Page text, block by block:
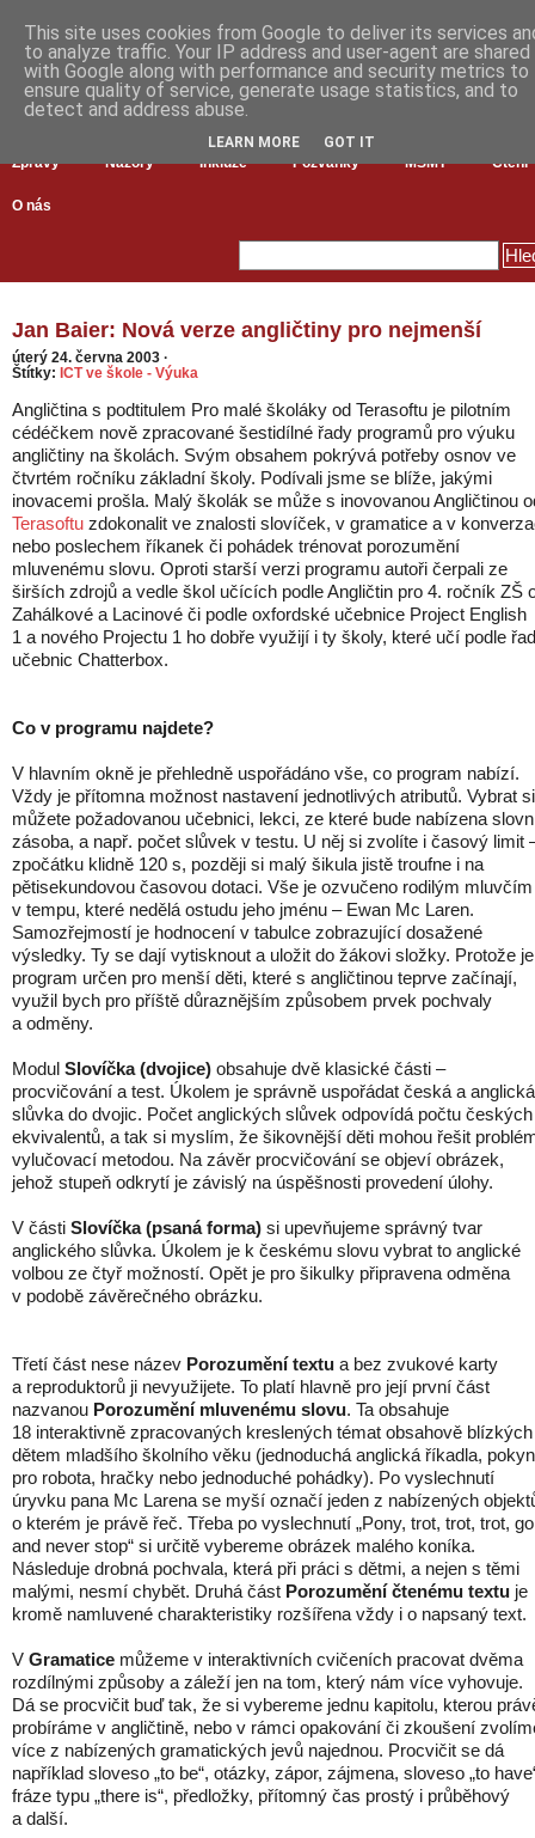
Zprávy Názory Inkluze Pozvánky MŠMT Čtení
O nás
Jan Baier: Nová verze angličtiny pro nejmenší
úterý 24. června 2003 ·
Štítky: ICT ve škole - Výuka
Angličtina s podtitulem Pro malé školáky od Terasoftu je pilotním
cédéčkem nově zpracované šestidílné řady programů pro výuku
angličtiny na školách. Svým obsahem pokrývá potřeby osnov ve
čtvrtém ročníku základní školy. Podívali jsme se blíže, jakými
inovacemi prošla. Malý školák se může s inovovanou Angličtinou
Terasoftu zdokonalit ve znalosti slovíček, v gramatice a v
nebo poslechem říkanek či pohádek trénovat porozumění
mluvenému slovu. Oproti starší verzi programu autoři čerpali ze
širších zdrojů a vedle škol učících podle Angličtin pro 4. ročník ZŠ
Zahálkové a Lacinové či podle oxfordské učebnice Project English
1 a nového Projectu 1 ho dobře využijí i ty školy, které učí podle
učebnic Chatterbox.
Co v programu najdete?
V hlavním okně je přehledně uspořádáno vše, co program nabízí.
Vždy je přítomna možnost nastavení jednotlivých atributů. Vybrat si
můžete požadovanou učebnici, lekci, ze které bude nabízena
zásoba, a např. počet slůvek v testu. U něj si zvolíte i časový limit
zpočátku klidně 120 s, později si malý šikula jistě troufne i na
pětisekundovou časovou dotaci. Vše je ozvučeno rodilým mluvčím
v tempu, které nedělá ostudu jeho jménu – Ewan Mc Laren.
Samozřejmostí je hodnocení v tabulce zobrazující dosažené
výsledky. Ty se dají vytisknout a uložit do žákovi složky. Protože je
program určen pro menší děti, které s angličtinou teprve začínají,
využil bych pro příště důraznějším způsobem prvek pochvaly
a odměny.
Modul Slovíčka (dvojice) obsahuje dvě klasické části –
procvičování a test. Úkolem je správně uspořádat česká a anglická
slůvka do dvojic. Počet anglických slůvek odpovídá počtu českých
ekvivalentů, a tak si myslím, že šikovnější děti mohou řešit
vylučovací metodou. Na závěr procvičování se objeví obrázek,
jehož stupeň odkrytí je závislý na úspěšnosti provedení úlohy.
V části Slovíčka (psaná forma) si upevňujeme správný tvar
anglického slůvka. Úkolem je k českému slovu vybrat to anglické
volbou ze čtyř možností. Opět je pro šikulky připravena odměna
v podobě závěrečného obrázku.
Třetí část nese název Porozumění textu a bez zvukové karty
a reproduktorů ji nevyužijete. To platí hlavně pro její první část
nazvanou Porozumění mluvenému slovu. Ta obsahuje
18 interaktivně zpracovaných kreslených témat obsahově blízkých
dětem mladšího školního věku (jednoduchá anglická říkadla,
pro robota, hračky nebo jednoduché pohádky). Po vyslechnutí
úryvku pana Mc Larena se myší označí jeden z nabízených
o kterém je právě řeč. Třeba po vyslechnutí „Pony, trot, trot, trot, go
and never stop“ si určitě vybereme obrázek malého koníka.
Následuje drobná pochvala, která při práci s dětmi, a nejen s těmi
malými, nesmí chybět. Druhá část Porozumění čtenému textu je
kromě namluvené charakteristiky rozšířena vždy i o napsaný text.
V Gramatice můžeme v interaktivních cvičeních pracovat dvěma
rozdílnými způsoby a záleží jen na tom, který nám více vyhovuje.
Dá se procvičit buď tak, že si vybereme jednu kapitolu, kterou
probíráme v angličtině, nebo v rámci opakování či zkoušení
více z nabízených gramatických jevů najednou. Procvičit se dá
například sloveso „to be“, otázky, zápor, zájmena, sloveso „to
fráze typu „there is“, předložky, přítomný čas prostý i průběhový
a další.
This site uses cookies from Google to deliver its services
to analyze traffic. Your IP address and user-agent are shared
with Google along with performance and security metrics to
ensure quality of service, generate usage statistics, and to
detect and address abuse.
LEARN MORE GOT IT